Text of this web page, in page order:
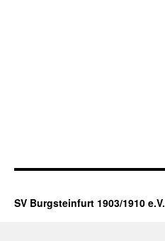
SV Burgsteinfurt 1903/1910 e.V.